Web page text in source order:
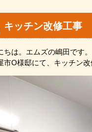
キッチン改修工事
ちは。エムズの嶋田です。
市O様邸にて、キッチン